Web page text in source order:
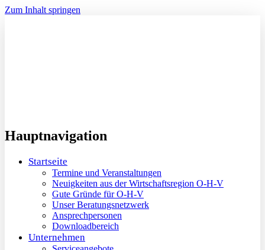
Zum Inhalt springen
Hauptnavigation
Startseite
Termine und Veranstaltungen
Neuigkeiten aus der Wirtschaftsregion O-H-V
Gute Gründe für O-H-V
Unser Beratungsnetzwerk
Ansprechpersonen
Downloadbereich
Unternehmen